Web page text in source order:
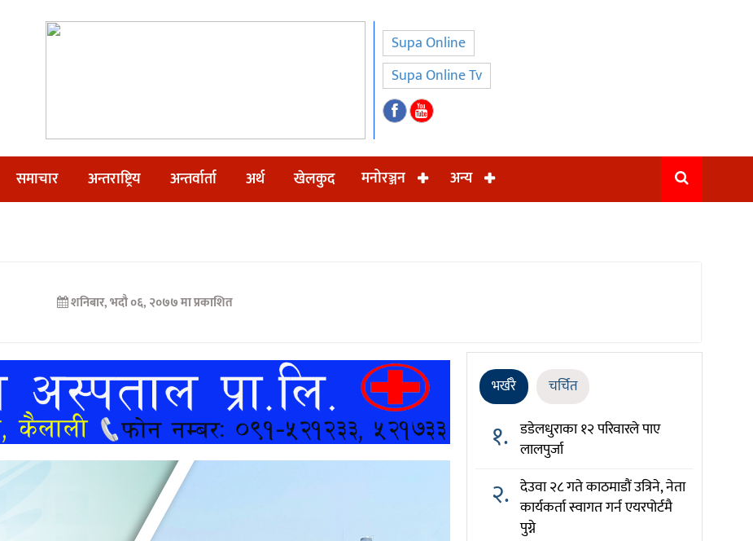
Supa Online
Supa Online Tv
समाचार अन्तराष्ट्रिय अन्तर्वार्ता अर्थ खेलकुद मनोरञ्जन अन्य
शनिबार, भदौ ०६, २०७७ मा प्रकाशित
भर्खरै चर्चित
१. डडेलधुराका १२ परिवारले पाए
लालपुर्जा
२. देउवा २८ गते काठमाडौं उत्रिने, नेता
कार्यकर्ता स्वागत गर्न एयरपोर्टमै
पुग्ने